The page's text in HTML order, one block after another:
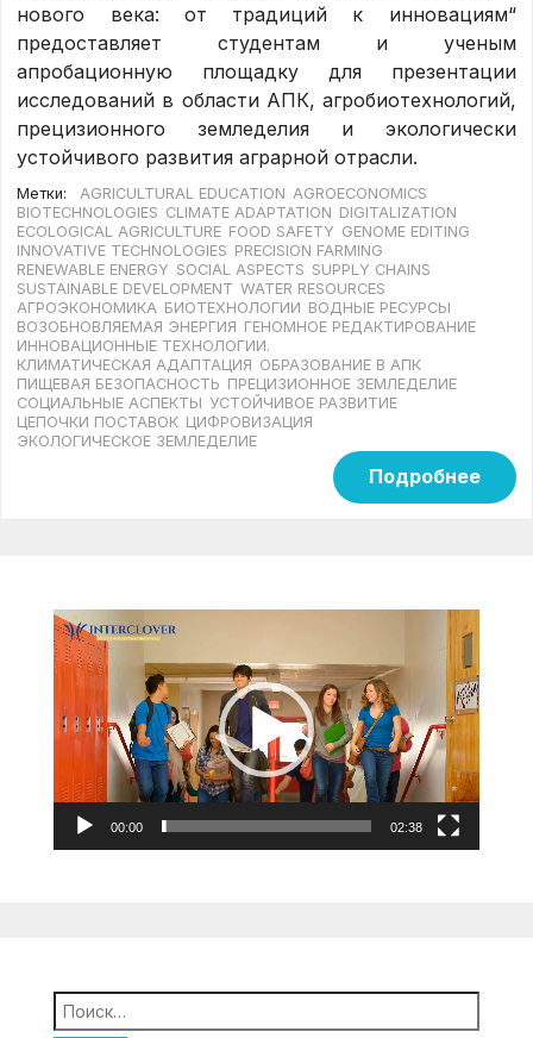
нового века: от традиций к инновациям“
предоставляет студентам и ученым
апробационную площадку для презентации
исследований в области АПК, агробиотехнологий,
прецизионного земледелия и экологически
устойчивого развития аграрной отрасли.
Метки: AGRICULTURAL EDUCATION AGROECONOMICS
BIOTECHNOLOGIES CLIMATE ADAPTATION DIGITALIZATION
ECOLOGICAL AGRICULTURE FOOD SAFETY GENOME EDITING
INNOVATIVE TECHNOLOGIES PRECISION FARMING
RENEWABLE ENERGY SOCIAL ASPECTS SUPPLY CHAINS
SUSTAINABLE DEVELOPMENT WATER RESOURCES
АГРОЭКОНОМИКА БИОТЕХНОЛОГИИ ВОДНЫЕ РЕСУРСЫ
ВОЗОБНОВЛЯЕМАЯ ЭНЕРГИЯ ГЕНОМНОЕ РЕДАКТИРОВАНИЕ
ИННОВАЦИОННЫЕ ТЕХНОЛОГИИ.
КЛИМАТИЧЕСКАЯ АДАПТАЦИЯ ОБРАЗОВАНИЕ В АПК
ПИЩЕВАЯ БЕЗОПАСНОСТЬ ПРЕЦИЗИОННОЕ ЗЕМЛЕДЕЛИЕ
СОЦИАЛЬНЫЕ АСПЕКТЫ УСТОЙЧИВОЕ РАЗВИТИЕ
ЦЕПОЧКИ ПОСТАВОК ЦИФРОВИЗАЦИЯ
ЭКОЛОГИЧЕСКОЕ ЗЕМЛЕДЕЛИЕ
Подробнее
Видеоплеер
00:00 02:38
Найти: